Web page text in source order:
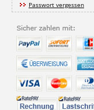
Passwort vergessen